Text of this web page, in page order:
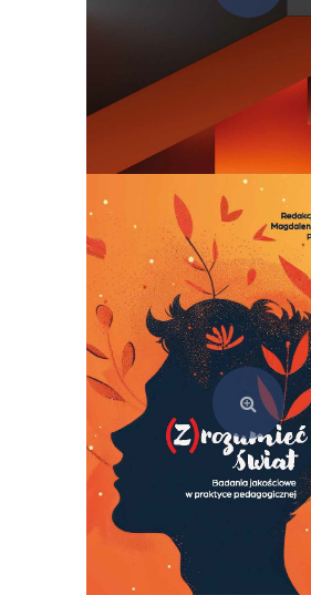
Semiotyka kultury. Teoria i praktyka
69,00zł
Dodaj do koszyka